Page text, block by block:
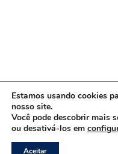
Copyright ©
Estamos usando cookies
nosso site.
Você pode descobrir mais
ou desativá-los em
Aceitar